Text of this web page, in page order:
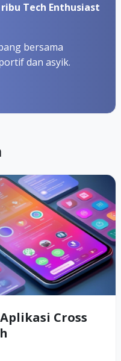
Tech Enthusiast
bersama
dan asyik.
Cross